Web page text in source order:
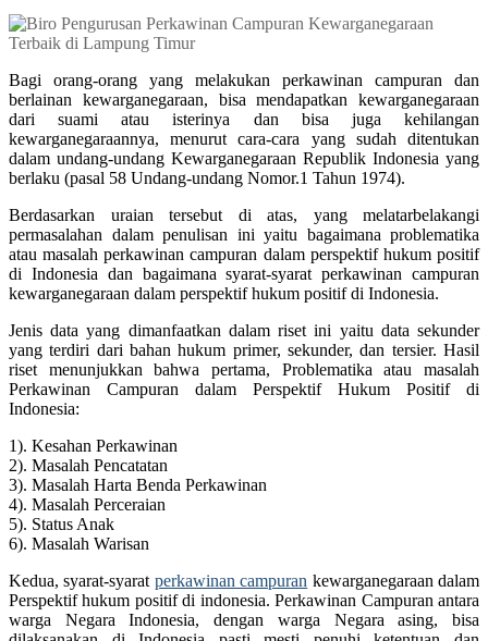
Bagi orang-orang yang melakukan perkawinan campuran dan
berlainan kewarganegaraan, bisa mendapatkan kewarganegaraan
dari suami atau isterinya dan bisa juga kehilangan
kewarganegaraannya, menurut cara-cara yang sudah ditentukan
dalam undang-undang Kewarganegaraan Republik Indonesia yang
berlaku (pasal 58 Undang-undang Nomor.1 Tahun 1974).
Berdasarkan uraian tersebut di atas, yang melatarbelakangi
permasalahan dalam penulisan ini yaitu bagaimana problematika
atau masalah perkawinan campuran dalam perspektif hukum positif
di Indonesia dan bagaimana syarat-syarat perkawinan campuran
kewarganegaraan dalam perspektif hukum positif di Indonesia.
Jenis data yang dimanfaatkan dalam riset ini yaitu data sekunder
yang terdiri dari bahan hukum primer, sekunder, dan tersier. Hasil
riset menunjukkan bahwa pertama, Problematika atau masalah
Perkawinan Campuran dalam Perspektif Hukum Positif di
Indonesia:
1). Kesahan Perkawinan
2). Masalah Pencatatan
3). Masalah Harta Benda Perkawinan
4). Masalah Perceraian
5). Status Anak
6). Masalah Warisan
Kedua, syarat-syarat perkawinan campuran kewarganegaraan dalam
Perspektif hukum positif di indonesia. Perkawinan Campuran antara
warga Negara Indonesia, dengan warga Negara asing, bisa